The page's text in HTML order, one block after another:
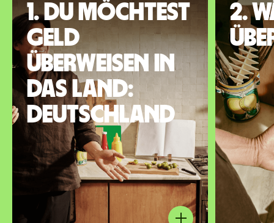
1. Du möchtest
Geld
überweisen in
das Land:
Deutschland
2.